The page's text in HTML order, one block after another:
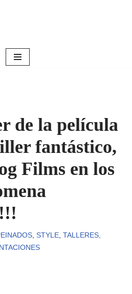
de la película
fantástico,
Films en los
, STYLE, TALLERES,